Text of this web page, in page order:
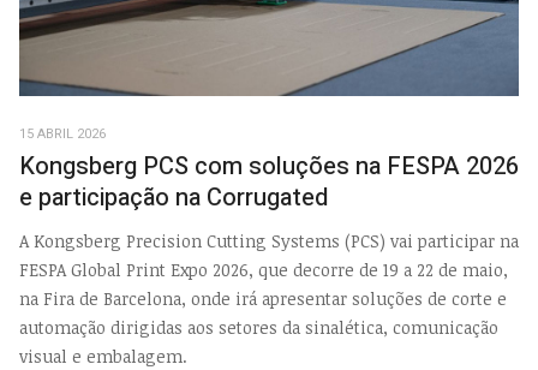
15 ABRIL 2026
Kongsberg PCS com soluções na FESPA 2026
e participação na Corrugated
A Kongsberg Precision Cutting Systems (PCS) vai participar na
FESPA Global Print Expo 2026, que decorre de 19 a 22 de maio,
na Fira de Barcelona, onde irá apresentar soluções de corte e
automação dirigidas aos setores da sinalética, comunicação
visual e embalagem.